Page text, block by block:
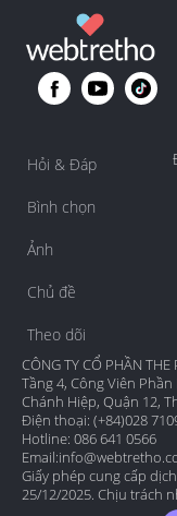
Hỏi & Đáp
Bình chọn
Ảnh
Chủ đề
Theo dõi
CÔNG TY CỔ PHẦN THE
Tầng 4, Công Viên
Chánh Hiệp, Quận 12,
Điện thoại: (+84)028
Hotline: 086 641 0566
Email:
Giấy phép cung cấp
25/12/2025. Chịu trách